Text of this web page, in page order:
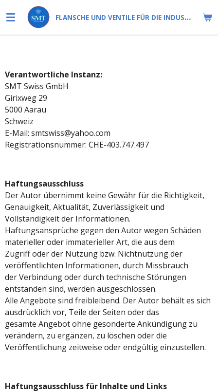
Hauptinhalt
springen
FLANSCHE UND VENTILE FÜR DIE INDUSTRIE
Verantwortliche Instanz:
SMT Swiss GmbH
Girixweg 29
5000 Aarau
Schweiz
E-Mail: smtswiss@yahoo.com
Registrationsnummer: CHE-403.747.497
Haftungsausschluss
Der Autor übernimmt keine Gewähr für die Richtigkeit,
Genauigkeit, Aktualität, Zuverlässigkeit und
Vollständigkeit der Informationen.
Haftungsansprüche gegen den Autor wegen Schäden
materieller oder immaterieller Art, die aus dem
Zugriff oder der Nutzung bzw. Nichtnutzung der
veröffentlichten Informationen, durch Missbrauch
der Verbindung oder durch technische Störungen
entstanden sind, werden ausgeschlossen.
Alle Angebote sind freibleibend. Der Autor behält es sich
ausdrücklich vor, Teile der Seiten oder das
gesamte Angebot ohne gesonderte Ankündigung zu
verändern, zu ergänzen, zu löschen oder die
Veröffentlichung zeitweise oder endgültig einzustellen.
Haftungsausschluss für Inhalte und Links